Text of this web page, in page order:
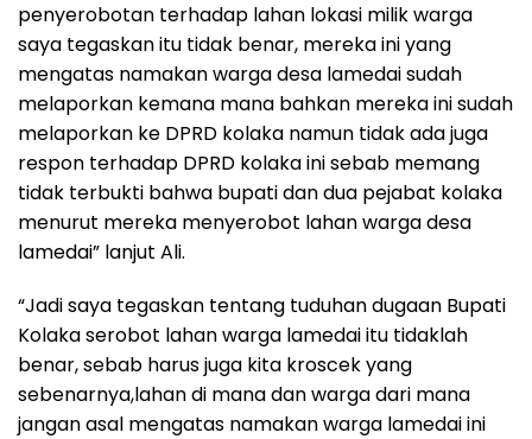
penyerobotan terhadap lahan lokasi milik warga
saya tegaskan itu tidak benar, mereka ini yang
mengatas namakan warga desa lamedai sudah
melaporkan kemana mana bahkan mereka ini sudah
melaporkan ke DPRD kolaka namun tidak ada juga
respon terhadap DPRD kolaka ini sebab memang
tidak terbukti bahwa bupati dan dua pejabat kolaka
menurut mereka menyerobot lahan warga desa
lamedai” lanjut Ali.
“Jadi saya tegaskan tentang tuduhan dugaan Bupati
Kolaka serobot lahan warga lamedai itu tidaklah
benar, sebab harus juga kita kroscek yang
sebenarnya,lahan di mana dan warga dari mana
jangan asal mengatas namakan warga lamedai ini